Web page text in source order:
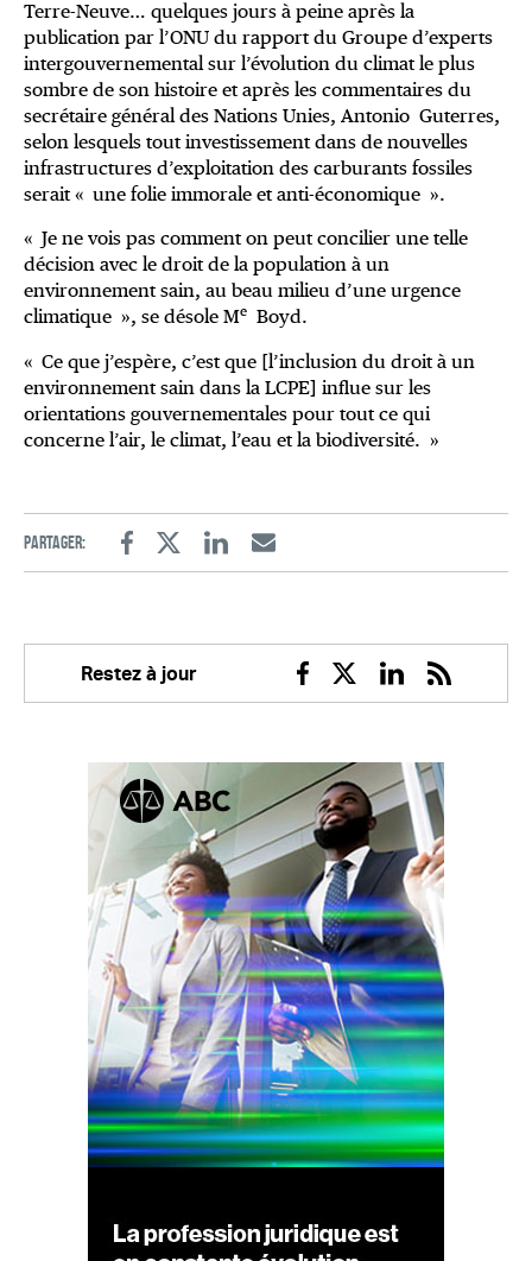
Terre-Neuve… quelques jours à peine après la
publication par l’ONU du rapport du Groupe d’experts
intergouvernemental sur l’évolution du climat le plus
sombre de son histoire et après les commentaires du
secrétaire général des Nations Unies, Antonio Guterres,
selon lesquels tout investissement dans de nouvelles
infrastructures d’exploitation des carburants fossiles
serait « une folie immorale et anti-économique ».
« Je ne vois pas comment on peut concilier une telle
décision avec le droit de la population à un
environnement sain, au beau milieu d’une urgence
climatique », se désole Me Boyd.
« Ce que j’espère, c’est que [l’inclusion du droit à un
environnement sain dans la LCPE] influe sur les
orientations gouvernementales pour tout ce qui
concerne l’air, le climat, l’eau et la biodiversité. »
Partager:
FacebookTwitterLinkedinEmail
Restez à jour
Facebook
TwitterLinkedin
RSS